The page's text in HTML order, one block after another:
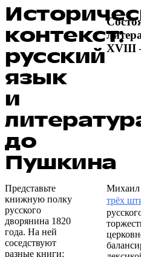
контекст:
русский
язык
и
до
Пушкина
XVIII
Представьте
книжную полку
русского
дворянина 1820
года. На ней
соседствуют
разные книги:
Михаил
трёх